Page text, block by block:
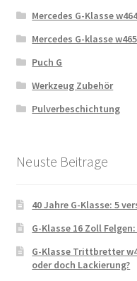
Mercedes G-Klasse
Mercedes G-klasse w465
Puch G
Werkzeug Zubehör
Pulverbeschichtung
Neuste Beitrage
40 Jahre G-Klasse: 5
G-Klasse 16 Zoll
G-Klasse Trittbretter
oder doch Lackierung?